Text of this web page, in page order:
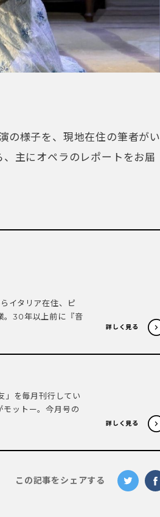
の様子を、現地在住の筆者がい
主にオペラのレポートをお届
イタリア在住、ピ
。30年以上前に『音
詳しく見る
」を毎月刊行してい
モットー。今月号の
詳しく見る
この記事をシェアする